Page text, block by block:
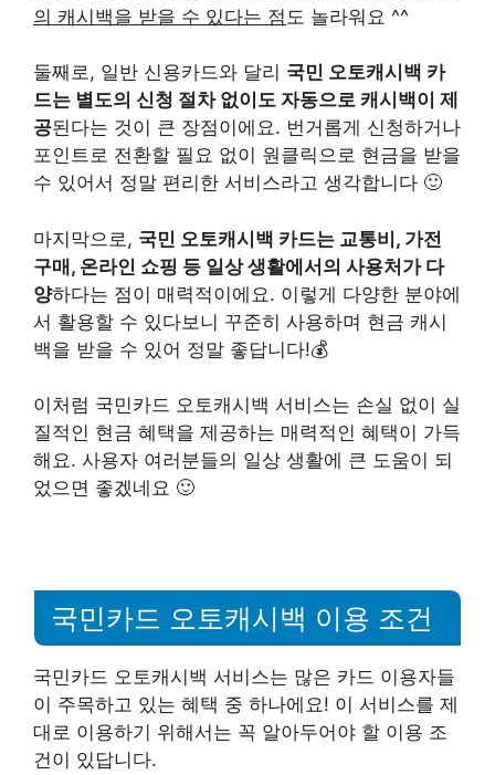
의 캐시백을 받을 수 있다는 점 도 놀라워요 ^^
둘째로, 일반 신용카드와 달리 국민 오토캐시백 카
드는 별도의 신청 절차 없이도 자동으로 캐시백이 제
공된다는 것이 큰 장점이에요. 번거롭게 신청하거나
포인트로 전환할 필요 없이 원클릭으로 현금을 받을
수 있어서 정말 편리한 서비스라고 생각합니다 🙂
마지막으로, 국민 오토캐시백 카드는 교통비, 가전
구매, 온라인 쇼핑 등 일상 생활에서의 사용처가 다
양하다는 점이 매력적이에요. 이렇게 다양한 분야에
서 활용할 수 있다보니 꾸준히 사용하며 현금 캐시
백을 받을 수 있어 정말 좋답니다!💰
이처럼 국민카드 오토캐시백 서비스는 손실 없이 실
질적인 현금 혜택을 제공하는 매력적인 혜택이 가득
해요. 사용자 여러분들의 일상 생활에 큰 도움이 되
었으면 좋겠네요 🙂
국민카드 오토캐시백 이용 조건
국민카드 오토캐시백 서비스는 많은 카드 이용자들
이 주목하고 있는 혜택 중 하나에요! 이 서비스를 제
대로 이용하기 위해서는 꼭 알아두어야 할 이용 조
건이 있답니다.